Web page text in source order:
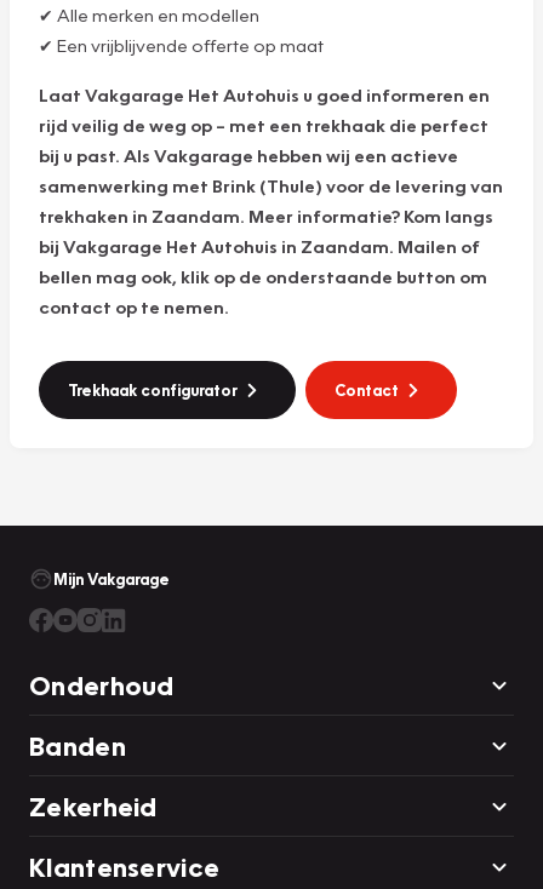
✔ Alle merken en modellen
✔ Een vrijblijvende offerte op maat
Laat Vakgarage Het Autohuis u goed informeren en
rijd veilig de weg op – met een trekhaak die perfect
bij u past. Als Vakgarage hebben wij een actieve
samenwerking met Brink (Thule) voor de levering van
trekhaken in Zaandam. Meer informatie? Kom langs
bij Vakgarage Het Autohuis in Zaandam. Mailen of
bellen mag ook, klik op de onderstaande button om
contact op te nemen.
Trekhaak configurator Contact
Mijn Vakgarage
Onderhoud
Banden
Zekerheid
Klantenservice